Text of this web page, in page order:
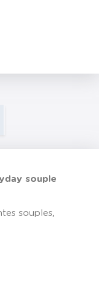
souple
souples,